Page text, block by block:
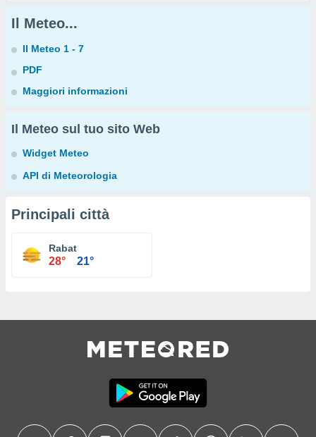
Il Meteo...
Il Meteo 1 - 7
PDF
Maggiori informazioni
Il Meteo sul tuo sito Web
Widget Meteo
API di Meteorologia
Principali città
Rabat
28° 21°